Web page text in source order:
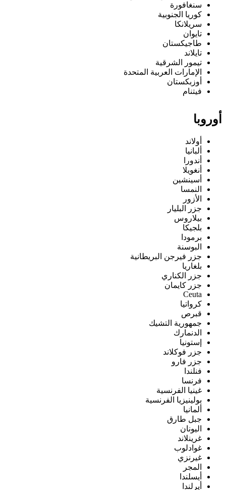
سنغافورة
كوريا الجنوبية
سريلانكا
تايوان
طاجيكستان
تايلاند
تيمور الشرقية
الإمارات العربية المتحدة
أوزبكستان
فيتنام
أوروبا
أولاند
ألبانيا
أندورا
أنغويلا
أسينشين
النمسا
الأزور
جزر البليار
بيلاروس
بلجيكا
برمودا
البوسنة
جزر فيرجن البريطانية
بلغاريا
جزر الكناري
جزر كايمان
Ceuta
كرواتيا
قبرص
جمهورية التشيك
الدنمارك
إستونيا
جزر فوكلاند
جزر فارو
فنلندا
فرنسا
غينيا الفرنسية
بولينيزيا الفرنسية
ألمانيا
جبل طارق
اليونان
غرينلاند
غوادلوب
غيرنزي
المجر
أيسلندا
أيرلندا